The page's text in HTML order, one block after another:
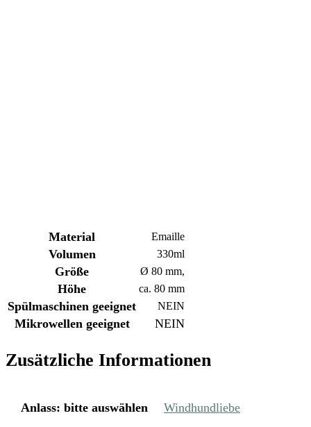
Material Emaille
Volumen 330ml
Größe Ø 80 mm,
Höhe ca. 80 mm
Spülmaschinen geeignet NEIN
Mikrowellen geeignet NEIN
Zusätzliche Informationen
Anlass: bitte auswählen Windhundliebe